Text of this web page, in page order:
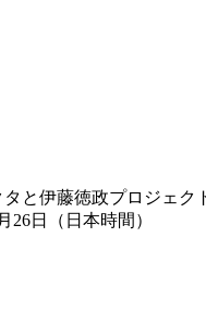
と伊藤徳政プロジェ
日（日本時間）